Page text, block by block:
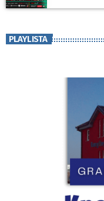
PLAYLISTA